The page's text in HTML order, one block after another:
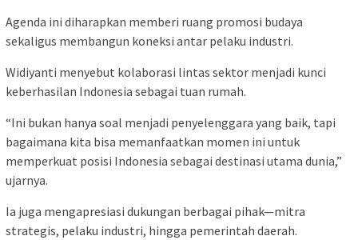
Agenda ini diharapkan memberi ruang promosi budaya
sekaligus membangun koneksi antar pelaku industri.
Widiyanti menyebut kolaborasi lintas sektor menjadi kunci
keberhasilan Indonesia sebagai tuan rumah.
“Ini bukan hanya soal menjadi penyelenggara yang baik, tapi
bagaimana kita bisa memanfaatkan momen ini untuk
memperkuat posisi Indonesia sebagai destinasi utama dunia,”
ujarnya.
Ia juga mengapresiasi dukungan berbagai pihak—mitra
strategis, pelaku industri, hingga pemerintah daerah.